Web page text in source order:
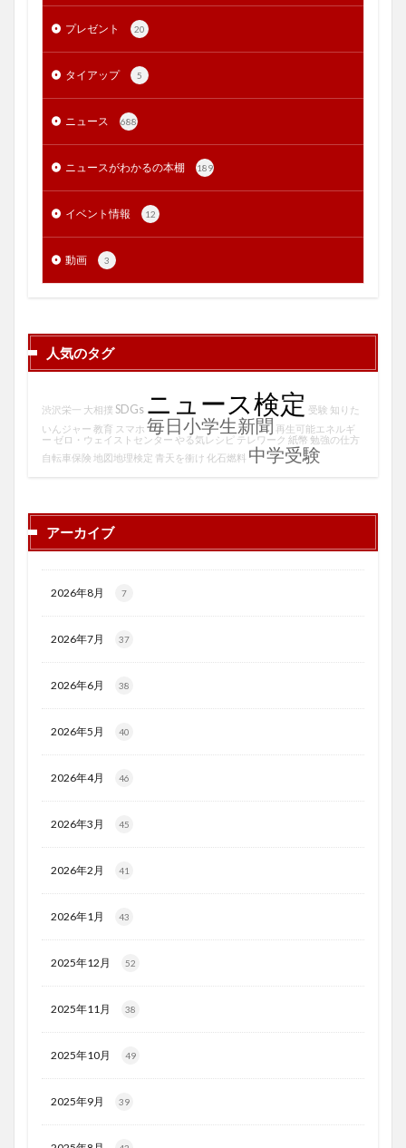
プレゼント 20
タイアップ 5
ニュース 688
ニュースがわかるの本棚 189
イベント情報 12
動画 3
人気のタグ
渋沢栄一 大相撲 SDGs ニュース検定 受験 知りた
いんジャー 教育 スマホ 毎日小学生新聞 再生可能エネルギ
ー ゼロ・ウェイストセンター やる気レシピ テレワーク 紙幣 勉強の仕方
自転車保険 地図地理検定 青天を衝け 化石燃料 中学受験
アーカイブ
2026年8月 7
2026年7月 37
2026年6月 38
2026年5月 40
2026年4月 46
2026年3月 45
2026年2月 41
2026年1月 43
2025年12月 52
2025年11月 38
2025年10月 49
2025年9月 39